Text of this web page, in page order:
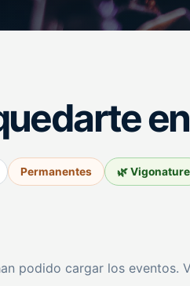
Permanentes 🌿 Vigonature
podido cargar los eventos.